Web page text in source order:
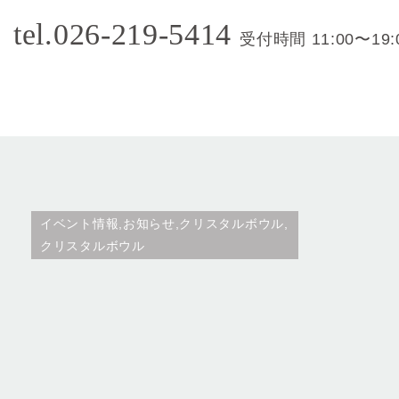
tel.026-219-5414 受付時間 11:00〜
イベント情報,お知らせ,クリスタルボウル,
クリスタルボウル